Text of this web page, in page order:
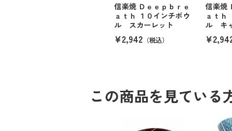
信楽焼 Ｄｅｅｐｂｒｅ
ａｔｈ １０インチボウ
ル スカーレット
¥2,942 （税込）
信楽焼
ａｔｈ
ル キ
この商品を見ている